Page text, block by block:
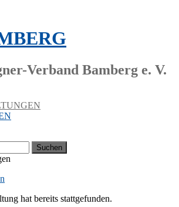
Verband Bamberg e. V.
hat be­reits stattgefunden.